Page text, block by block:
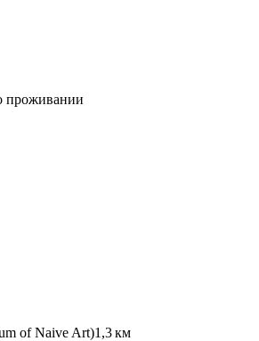
проживании
of Naive Art)1,3 км